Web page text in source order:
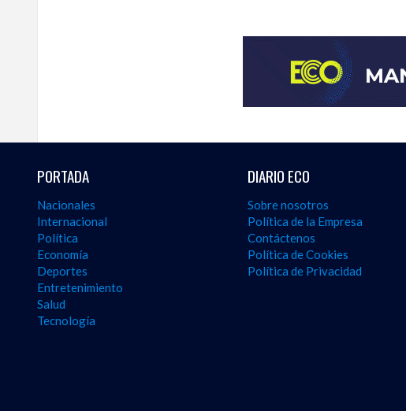
desde
una
perspectiva
internacional,
visite
the
latest
news
from
the
PORTADA
Nacionales
Internacional
Política
Economía
Deportes
Entretenimiento
Salud
Tecnología
DIARIO ECO
Sobre nosotros
Política de la Empresa
Contáctenos
Política de Cookies
Política de Privacidad